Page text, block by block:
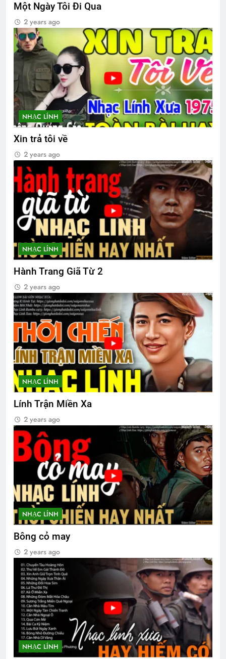
Một Ngày Tôi Đi Qua
2 years ago
NHẠC LÍNH
Xin trả tôi về
2 years ago
NHẠC LÍNH
Hành Trang Giã Từ 2
2 years ago
NHẠC LÍNH
Lính Trận Miền Xa
2 years ago
NHẠC LÍNH
Bông cỏ may
2 years ago
NHẠC LÍNH